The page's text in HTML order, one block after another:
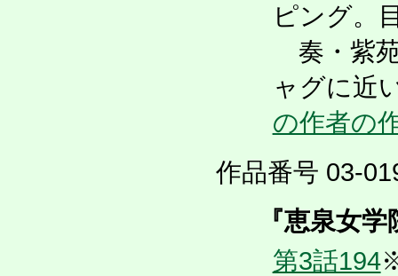
ピング。
奏・紫
ャグに近
の作者の
作品番号 03-
『恵泉女
第3話194